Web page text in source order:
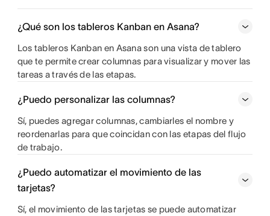
¿Qué son los tableros Kanban en Asana?
Los tableros Kanban en Asana son una vista de tablero
que te permite crear columnas para visualizar y mover las
tareas a través de las etapas.
¿Puedo personalizar las columnas?
Sí, puedes agregar columnas, cambiarles el nombre y
reordenarlas para que coincidan con las etapas del flujo
de trabajo.
¿Puedo automatizar el movimiento de las
tarjetas?
Sí, el movimiento de las tarjetas se puede automatizar